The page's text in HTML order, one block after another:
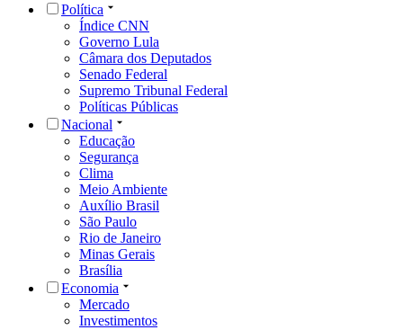
Política
Índice CNN
Governo Lula
Câmara dos Deputados
Senado Federal
Supremo Tribunal Federal
Políticas Públicas
Nacional
Educação
Segurança
Clima
Meio Ambiente
Auxílio Brasil
São Paulo
Rio de Janeiro
Minas Gerais
Brasília
Economia
Mercado
Investimentos